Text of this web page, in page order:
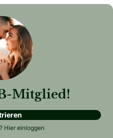
Mitglied!
Hier einloggen